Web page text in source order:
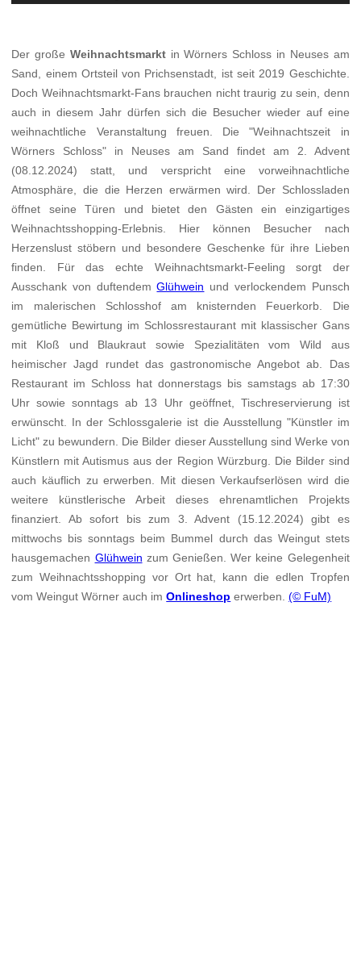
Der große Weihnachtsmarktin Wörners Schloss in Neuses am
Sand, einem Ortsteil von Prichsenstadt, ist seit 2019 Geschichte.
Doch Weihnachtsmarkt-Fans brauchen nicht traurig zu sein, denn
auch in diesem Jahr dürfen sich die Besucher wieder auf eine
weihnachtliche Veranstaltung freuen. Die "Weihnachtszeit in
Wörners Schloss" in Neuses am Sand findet am 2. Advent
(08.12.2024) statt, und verspricht eine vorweihnachtliche
Atmosphäre, die die Herzen erwärmen wird. Der Schlossladen
öffnet seine Türen und bietet den Gästen ein einzigartiges
Weihnachtsshopping-Erlebnis. Hier können Besucher nach
Herzenslust stöbern und besondere Geschenke für ihre Lieben
finden. Für das echte Weihnachtsmarkt-Feeling sorgt der
Ausschank von duftendemGlühwein und verlockendem Punsch
im malerischen Schlosshof am knisternden Feuerkorb. Die
gemütliche Bewirtung im Schlossrestaurant mit klassischer Gans
mit Kloß und Blaukraut sowie Spezialitäten vom Wild aus
heimischer Jagd rundet das gastronomische Angebot ab. Das
Restaurant im Schloss hat donnerstags bis samstags ab 17:30
Uhr sowie sonntags ab 13 Uhr geöffnet, Tischreservierung ist
erwünscht. In der Schlossgalerie ist die Ausstellung "Künstler im
Licht" zu bewundern. Die Bilder dieser Ausstellung sind Werke von
Künstlern mit Autismus aus der Region Würzburg. Die Bilder sind
auch käuflich zu erwerben. Mit diesen Verkaufserlösen wird die
weitere künstlerische Arbeit dieses ehrenamtlichen Projekts
finanziert. Ab sofort bis zum 3. Advent (15.12.2024) gibt es
mittwochs bis sonntags beim Bummel durch das Weingut stets
hausgemachen Glühwein zum Genießen. Wer keine Gelegenheit
zum Weihnachtsshopping vor Ort hat, kann die edlen Tropfen
vom Weingut Wörner auch imOnlineshop erwerben.(© FuM)